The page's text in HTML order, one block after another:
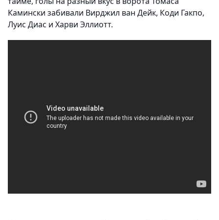
Камински забивали Вирджил ван Дейк, Коди Гакпо,
Луис Диас и Харви Эллиотт.